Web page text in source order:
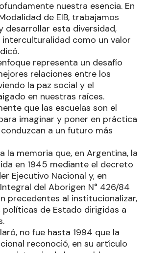
nuestra esencia. En
de EIB, trabajamos
desarrollar esta diversidad,
como un valor
representa un desafío
relaciones entre los
la paz social y el
en nuestras raíces.
que las escuelas son el
imaginar y poner en práctica
a un futuro más
la memoria que, en Argentina, la
en 1945 mediante el decreto
Ejecutivo Nacional y, en
del Aborigen N° 426/84
precedentes al institucionalizar,
políticas de Estado dirigidas a
no fue hasta 1994 que la
reconoció, en su artículo